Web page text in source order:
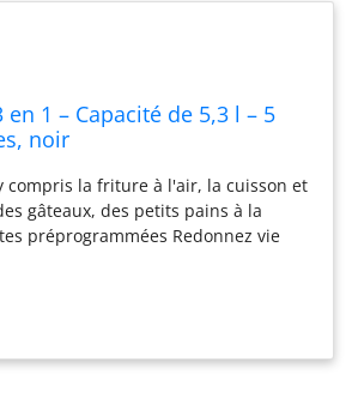
1 – Capacité de 5,3 l – 5
noir
compris la friture à l'air, la cuisson et
gâteaux, des petits pains à la
préprogrammées Redonnez vie
capacité : 5,3 l avec forme peu
de secousses indiquant quand il